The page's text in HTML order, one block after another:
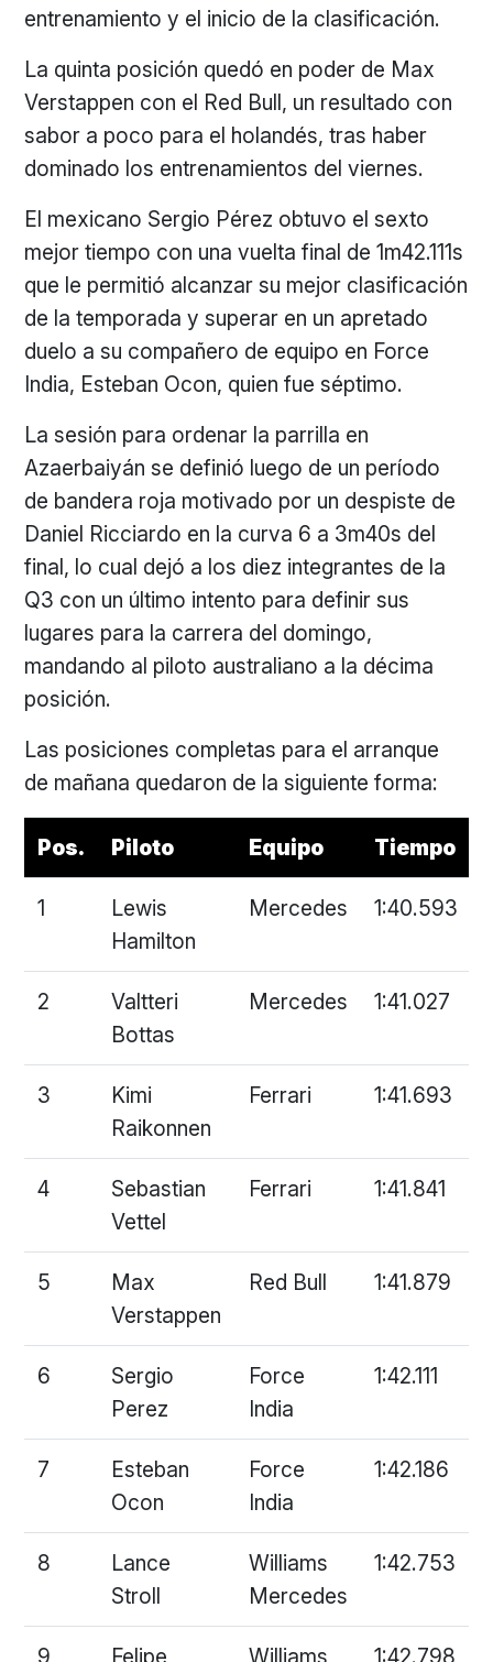
entrenamiento y el inicio de la clasificación.
La quinta posición quedó en poder de Max
Verstappen con el Red Bull, un resultado con
sabor a poco para el holandés, tras haber
dominado los entrenamientos del viernes.
El mexicano Sergio Pérez obtuvo el sexto
mejor tiempo con una vuelta final de 1m42.111s
que le permitió alcanzar su mejor clasificación
de la temporada y superar en un apretado
duelo a su compañero de equipo en Force
India, Esteban Ocon, quien fue séptimo.
La sesión para ordenar la parrilla en
Azaerbaiyán se definió luego de un período
de bandera roja motivado por un despiste de
Daniel Ricciardo en la curva 6 a 3m40s del
final, lo cual dejó a los diez integrantes de la
Q3 con un último intento para definir sus
lugares para la carrera del domingo,
mandando al piloto australiano a la décima
posición.
Las posiciones completas para el arranque
de mañana quedaron de la siguiente forma:
Pos. Piloto Equipo Tiempo
1
Lewis
Hamilton
Mercedes 1:40.593
2
Valtteri
Bottas
Mercedes 1:41.027
3
Kimi
Raikonnen
Ferrari 1:41.693
4
Sebastian
Vettel
Ferrari 1:41.841
5
Max
Verstappen
Red Bull 1:41.879
6
Sergio
Perez
Force
India
1:42.111
7
Esteban
Ocon
Force
India
1:42.186
8
Lance
Stroll
Williams
Mercedes
1:42.753
9 Felipe Williams 1:42.798